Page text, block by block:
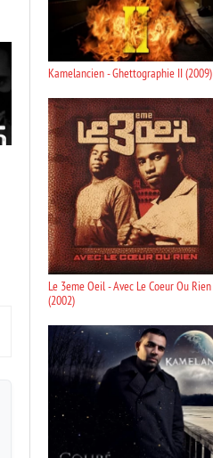
Kamelancien - Ghettographie II (2009)
Le 3eme Oeil - Avec Le Coeur Ou Rien
(2002)